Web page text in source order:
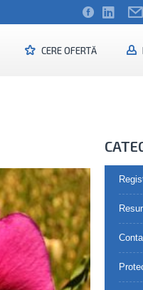
CERE OFERTĂ